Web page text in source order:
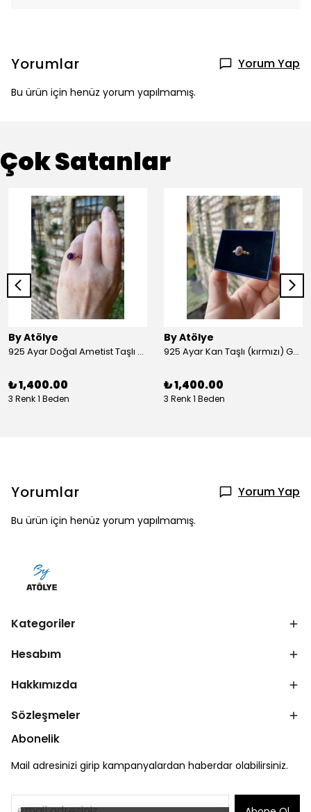
Yorumlar Yorum Yap
Bu ürün için henüz yorum yapılmamış.
Çok Satanlar
By Atölye
925 Ayar Doğal Ametist Taşlı Yuvarlak Gümüş Yüzük
₺ 1,400.00
3 Renk 1 Beden
By Atölye
925 Ayar Kan Taşlı (kırmızı) Gümüş Yüzük
₺ 1,400.00
3 Renk 1 Beden
Yorumlar Yorum Yap
Bu ürün için henüz yorum yapılmamış.
Kategoriler
Hesabım
Hakkımızda
Sözleşmeler
Abonelik
Mail adresinizi girip kampanyalardan haberdar olabilirsiniz.